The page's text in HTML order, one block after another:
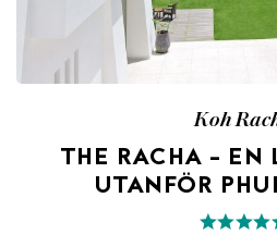
Koh
THE RACHA – EN
UTANFÖR